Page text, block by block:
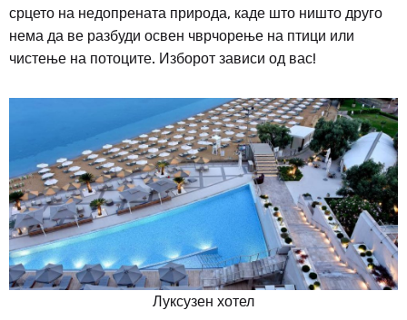
срцето на недопрената природа, каде што ништо друго
нема да ве разбуди освен чврчорење на птици или
чистење на потоците. Изборот зависи од вас!
Луксузен хотел